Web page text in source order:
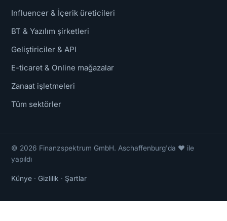
Influencer & İçerik üreticileri
BT & Yazılım şirketleri
Geliştiriciler & API
E-ticaret & Online mağazalar
Zanaat işletmeleri
Tüm sektörler
© 2026 Finanzspektrum GmbH. Aschaffenburg'da ❤ ile
yapıldı
Künye · Gizlilik · Şartlar